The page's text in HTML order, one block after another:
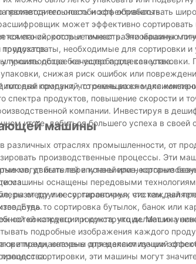
и эффективность.
его способность обрабатывать
может эффективно сортировать
которые имеют разнообразную
его скорость и точность. Эти машины
необходимые для сортировки и
производства без ущерба для качества.
общее качество процесса упаковки.
снижая риск ошибок или
готовый продукт, что очень важно для
для компаний, стремящихся
спектра продуктов, повышение скорости и
компании. Инвестируя в
итоге, добиться большего успеха в своей
машины
отраслях промышленности, от
производственные процессы. Эти
могут быть перепутаны или
двигателей и конвейеров, которые
машины оснащены передовыми
размеру и весу, гарантируя, что каждый
от других сортировочных систем,
Будь то сортировка бутылок, банок или
каждого продукта, что делает их
конструкции и конструкции. Машина
подробные изображения каждого
которые определяют лучший
предназначены для максимизации
сортировки, эти машины могут